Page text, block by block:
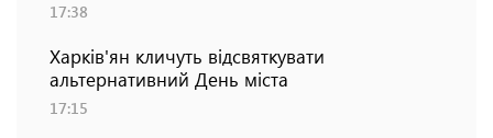
17:38
Харків'ян кличуть відсвяткувати
альтернативний День міста
17:15